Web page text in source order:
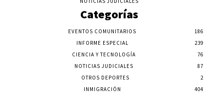
Categorías
EVENTOS COMUNITARIOS
186
INFORME ESPECIAL
239
CIENCIA Y TECNOLOGÍA
76
NOTICIAS JUDICIALES
87
OTROS DEPORTES
2
INMIGRACIÓN
404